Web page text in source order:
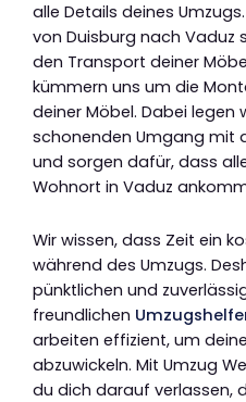
alle Details deines
von Duisburg nach Vaduz
den Transport deiner
kümmern uns um die
deiner Möbel. Dabei legen
schonenden Umgang mit
und sorgen dafür, dass
Wohnort in Vaduz
Wir wissen, dass Zeit ein
während des Umzugs.
pünktlichen und
freundlichen
arbeiten effizient, um
abzuwickeln. Mit Umzug
du dich darauf verlassen,